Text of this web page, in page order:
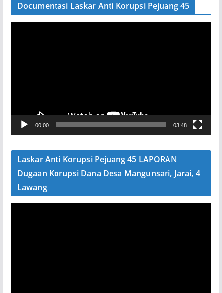
Documentasi Laskar Anti Korupsi Pejuang 45
V
e
00:00 03:48
Laskar Anti Korupsi Pejuang 45 LAPORAN
Dugaan Korupsi Dana Desa Mangunsari, Jarai, 4
Lawang